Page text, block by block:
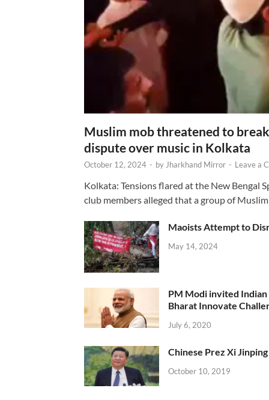
Muslim mob threatened to
dispute over music in Kolkata
October 12, 2024 - by Jharkhand Mirror - Leave a
Kolkata: Tensions flared at the New Bengal
club members alleged that a group of
Maoists Attempt to
May 14, 2024
PM Modi invited
Bharat Innovate
July 6, 2020
Chinese Prez Xi
October 10, 2019